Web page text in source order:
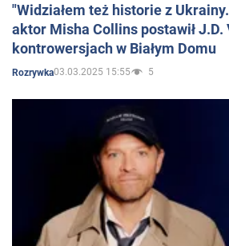
"Widziałem też historie z
aktor Misha Collins postawił
kontrowersjach w Białym Domu
Rozrywka03.03.2025 15:55 5